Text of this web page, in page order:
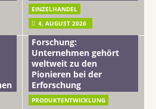
EINZELHANDEL
4. AUGUST 2026
Beiersdorf
Hautmikrobiom-
Forschung:
Unternehmen gehört
weltweit zu den
Pionieren bei der
Erforschung
PRODUKTENTWICKLUNG